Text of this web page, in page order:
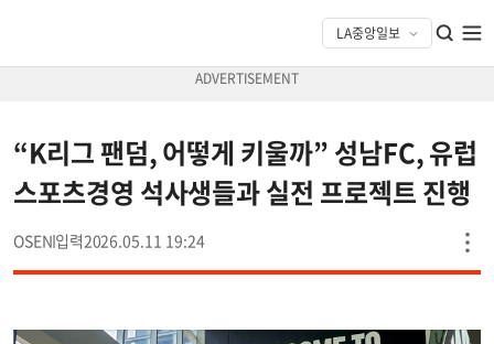
“K리그 팬덤, 어떻게 키울까” 성남FC, 유럽
스포츠경영 석사생들과 실전 프로젝트 진행
OSEN 2026.05.11 19:24